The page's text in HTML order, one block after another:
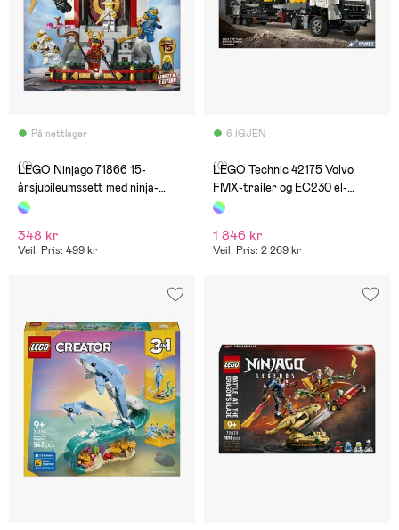
På nettlager
(0)
LEGO Ninjago 71866 15-
årsjubileumssett med ninja-
figurer
348 kr
Veil. Pris: 499 kr
6 IGJEN
(0)
LEGO Technic 42175 Volvo
FMX-trailer og EC230 el-
gravemaskin
1 846 kr
Veil. Pris: 2 269 kr